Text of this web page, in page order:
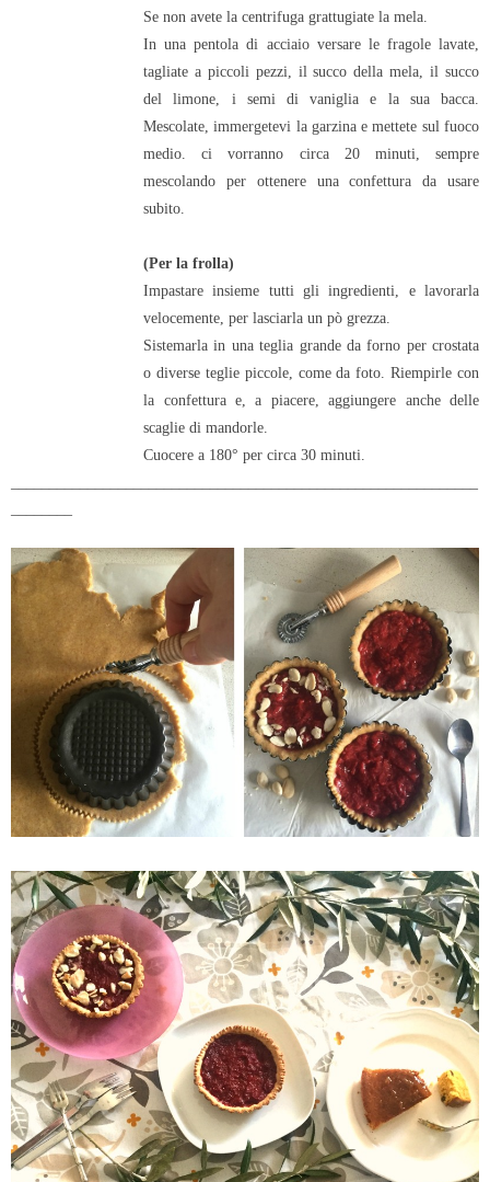
Se non avete la centrifuga grattugiate la mela.
In una pentola di acciaio versare le fragole lavate,
tagliate a piccoli pezzi, il succo della mela, il succo
del limone, i semi di vaniglia e la sua bacca.
Mescolate, immergetevi la garzina e mettete sul fuoco
medio. ci vorranno circa 20 minuti, sempre
mescolando per ottenere una confettura da usare
subito.
(Per la frolla)
Impastare insieme tutti gli ingredienti, e lavorarla
velocemente, per lasciarla un pò grezza.
Sistemarla in una teglia grande da forno per crostata
o diverse teglie piccole, come da foto. Riempirle con
la confettura e, a piacere, aggiungere anche delle
scaglie di mandorle.
Cuocere a 180° per circa 30 minuti.